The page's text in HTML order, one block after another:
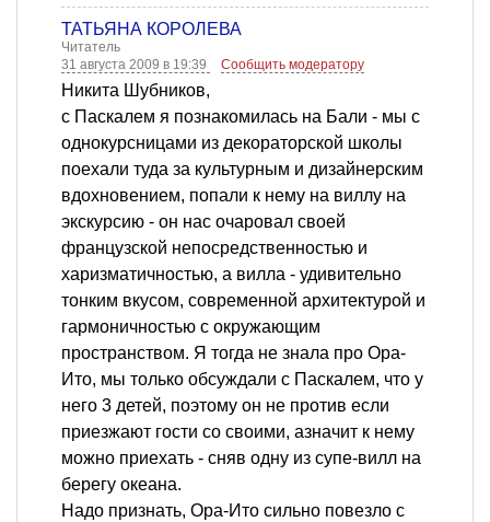
ТАТЬЯНА КОРОЛЕВА
Читатель
31 августа 2009 в 19:39
Сообщить модератору
Никита Шубников,
с Паскалем я познакомилась на Бали - мы с
однокурсницами из декораторской школы
поехали туда за культурным и дизайнерским
вдохновением, попали к нему на виллу на
экскурсию - он нас очаровал своей
французской непосредственностью и
харизматичностью, а вилла - удивительно
тонким вкусом, современной архитектурой и
гармоничностью с окружающим
пространством. Я тогда не знала про Ора-
Ито, мы только обсуждали с Паскалем, что у
него 3 детей, поэтому он не против если
приезжают гости со своими, азначит к нему
можно приехать - сняв одну из супе-вилл на
берегу океана.
Надо признать, Ора-Ито сильно повезло с